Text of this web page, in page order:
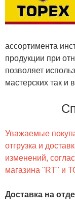
ассортимента
продукции при
позволяет
мастерских так
Уважаемые
отгрузка и
изменений,
магазина "RT" и
Доставка на